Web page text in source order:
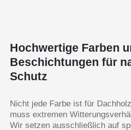
Hochwertige Farben
Beschichtungen für
Schutz
Nicht jede Farbe ist für
muss extremen
Wir setzen ausschließlich auf